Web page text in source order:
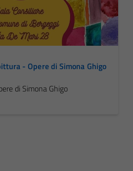
- Opere di Simona Ghigo
di Simona Ghigo
Tecnici
Questi cookie
sono necessari
per il
del sito e non
essere